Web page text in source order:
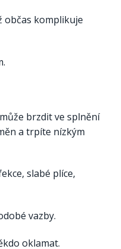
občas komplikuje
brzdit ve splnění
a trpíte nízkým
slabé plíce,
vazby.
oklamat.